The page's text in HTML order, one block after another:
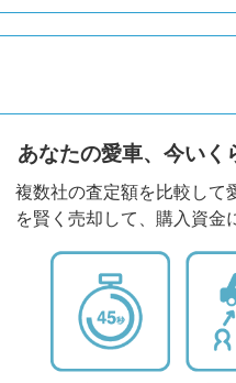
あなたの愛車、今いく
複数社の査定額を比較して
を賢く売却して、購入資金